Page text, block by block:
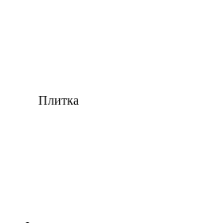
Плитка